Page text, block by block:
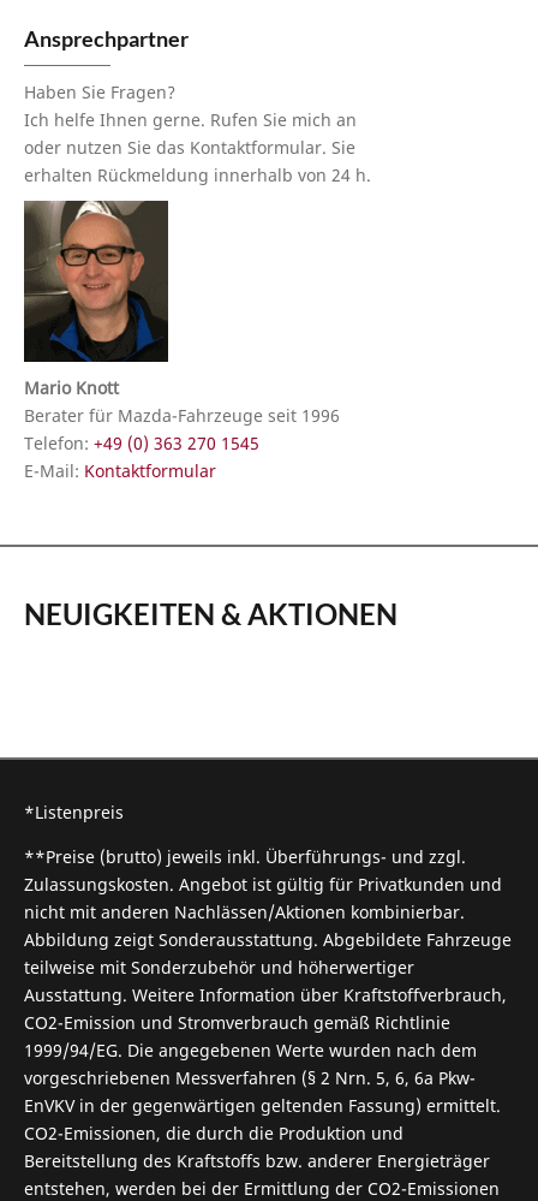
Ansprechpartner
Haben Sie Fragen?
Ich helfe Ihnen gerne. Rufen Sie mich an
oder nutzen Sie das Kontaktformular. Sie
erhalten Rückmeldung innerhalb von 24 h.
Mario Knott
Berater für Mazda-Fahrzeuge seit 1996
Telefon: +49 (0) 363 270 1545
E-Mail: Kontaktformular
NEUIGKEITEN & AKTIONEN
*Listenpreis
**Preise (brutto) jeweils inkl. Überführungs- und zzgl.
Zulassungskosten. Angebot ist gültig für Privatkunden und
nicht mit anderen Nachlässen/Aktionen kombinierbar.
Abbildung zeigt Sonderausstattung. Abgebildete Fahrzeuge
teilweise mit Sonderzubehör und höherwertiger
Ausstattung. Weitere Information über Kraftstoffverbrauch,
CO2-Emission und Stromverbrauch gemäß Richtlinie
1999/94/EG. Die angegebenen Werte wurden nach dem
vorgeschriebenen Messverfahren (§ 2 Nrn. 5, 6, 6a Pkw-
EnVKV in der gegenwärtigen geltenden Fassung) ermittelt.
CO2-Emissionen, die durch die Produktion und
Bereitstellung des Kraftstoffs bzw. anderer Energieträger
entstehen, werden bei der Ermittlung der CO2-Emissionen